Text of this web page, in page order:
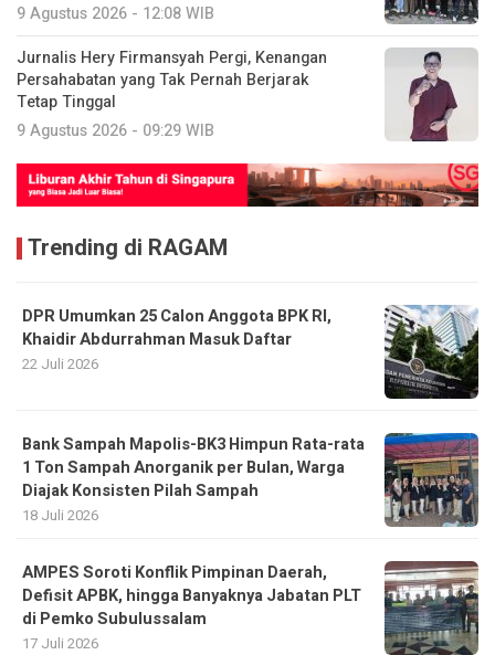
9 Agustus 2026 - 12:08 WIB
Jurnalis Hery Firmansyah Pergi, Kenangan
Persahabatan yang Tak Pernah Berjarak
Tetap Tinggal
9 Agustus 2026 - 09:29 WIB
Trending di RAGAM
DPR Umumkan 25 Calon Anggota BPK RI,
Khaidir Abdurrahman Masuk Daftar
22 Juli 2026
Bank Sampah Mapolis-BK3 Himpun Rata-rata
1 Ton Sampah Anorganik per Bulan, Warga
Diajak Konsisten Pilah Sampah
18 Juli 2026
AMPES Soroti Konflik Pimpinan Daerah,
Defisit APBK, hingga Banyaknya Jabatan PLT
di Pemko Subulussalam
17 Juli 2026